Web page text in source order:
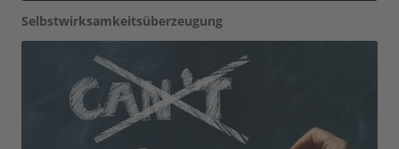
powered byUsercentrics Consent Management
Selbstwirksamkeitsüberzeugung